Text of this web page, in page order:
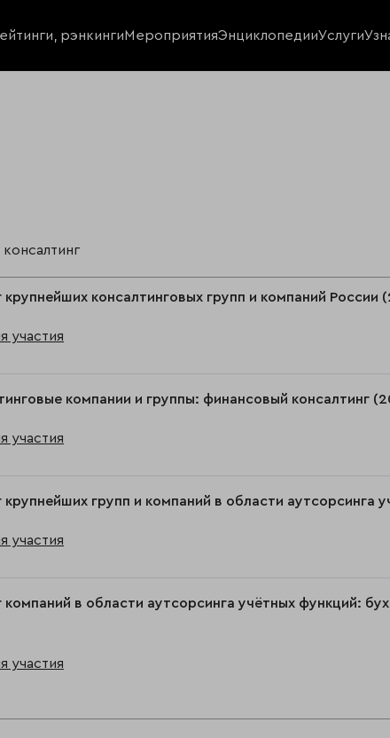
рэнкингиМероприятияЭнциклопедииУслуги
крупнейших консалтинговых групп и компаний России
участия
компании и группы: финансовый консалтинг
участия
крупнейших групп и компаний в области аутсорсинга
участия
компаний в области аутсорсинга учётных функций:
участия